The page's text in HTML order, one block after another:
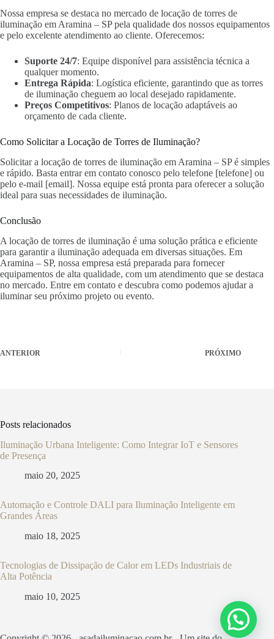
Nossa empresa se destaca no mercado de locação de torres de
iluminação em Aramina – SP pela qualidade dos nossos equipamentos
e pelo excelente atendimento ao cliente. Oferecemos:
Suporte 24/7: Equipe disponível para assistência técnica a
qualquer momento.
Entrega Rápida: Logística eficiente, garantindo que as torres
de iluminação cheguem ao local desejado rapidamente.
Preços Competitivos: Planos de locação adaptáveis ao
orçamento de cada cliente.
Como Solicitar a Locação de Torres de Iluminação?
Solicitar a locação de torres de iluminação em Aramina – SP é simples
e rápido. Basta entrar em contato conosco pelo telefone [telefone] ou
pelo e-mail [email]. Nossa equipe está pronta para oferecer a solução
ideal para suas necessidades de iluminação.
Conclusão
A locação de torres de iluminação é uma solução prática e eficiente
para garantir a iluminação adequada em diversas situações. Em
Aramina – SP, nossa empresa está preparada para fornecer
equipamentos de alta qualidade, com um atendimento que se destaca
no mercado. Entre em contato e descubra como podemos ajudar a
iluminar seu próximo projeto ou evento.
ANTERIOR PRÓXIMO
Posts relacionados
Iluminação Urbana Inteligente: Como Integrar IoT e Sensores
de Presença
maio 20, 2025
Automação e Controle DALI para Iluminação Inteligente em
Grandes Áreas
maio 18, 2025
Tecnologias de Dissipação de Calor em LEDs Industriais de
Alta Potência
maio 10, 2025